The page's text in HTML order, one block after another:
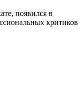
появился в
критиков